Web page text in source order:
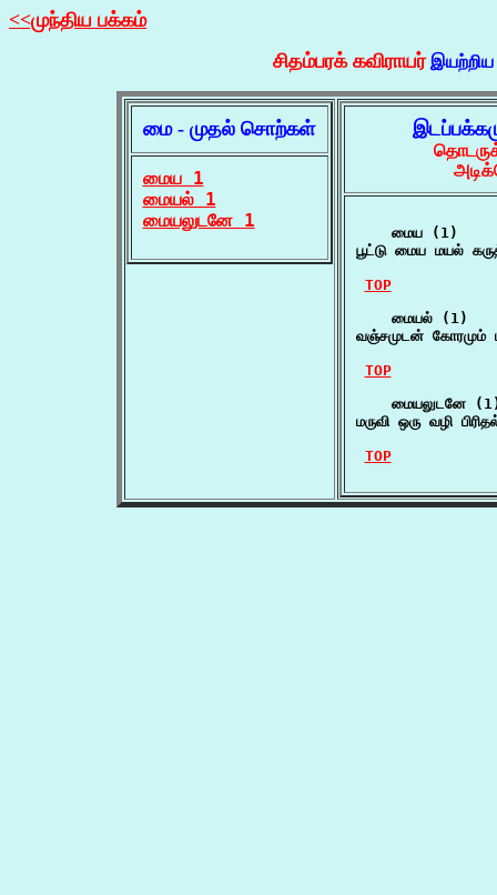
<<முந்திய பக்கம்
சிதம்பரக் கவிராயர் இயற்றிய
மை - முதல் சொற்கள்
மைய 1
மையல் 1
மையலுடனே 1
    மைய (1)
பூட்டு மைய மயல்
TOP
    மையல் (1)
வஞ்சமுடன் கோரமும்
TOP
மையலுடனே
மருவி ஒரு வழி
TOP